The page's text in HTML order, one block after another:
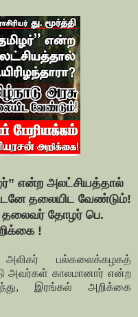
என்ற அலட்சியத்தால்
உடனே தலையிட வேண்டும்!
தலைவர் தோழர் பெ.
!
பல்கலைக்கழகத்
அவர்கள் காலமானார் என்ற
இரங்கல் அறிக்கை